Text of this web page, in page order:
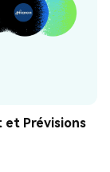
et Prévisions